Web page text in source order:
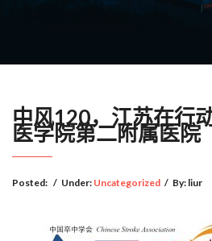
中风120，江苏在行
医学院第二附属医院
Posted: / Under: Uncategorized / By: liur